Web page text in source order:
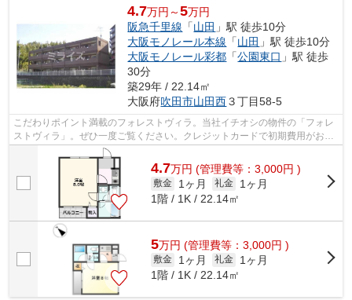
4.7万円～5万円
阪急千里線 「山田 」駅 徒歩10分
大阪モノレール本線 「山田 」駅 徒歩10分
大阪モノレール彩都 「公園東口 」駅 徒歩
30分
築29年 / 22.14㎡
大阪府吹田市山田西３丁目58-5
こだわりポイント満載のフォレストヴィラ。当社イチオシの物件の「フォレ
ストヴィラ」。ぜひ一度ご覧ください。クレジットカードで初期費用がお支
払いいただけるので、決済の手間が軽...
4.7万円 (管理費等：3,000円 )
敷金 1ヶ月 礼金
1ヶ月
1階 / 1K / 22.14㎡
5万円 (管理費等：3,000円 )
敷金 1ヶ月 礼金
1ヶ月
1階 / 1K / 22.14㎡